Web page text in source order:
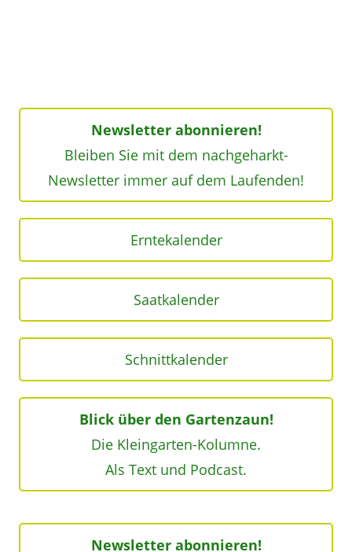
Newsletter abonnieren!
Bleiben Sie mit dem nachgeharkt-
Newsletter immer auf dem Laufenden!
Erntekalender
Saatkalender
Schnittkalender
Blick über den Gartenzaun!
Die Kleingarten-Kolumne.
Als Text und Podcast.
Newsletter abonnieren!